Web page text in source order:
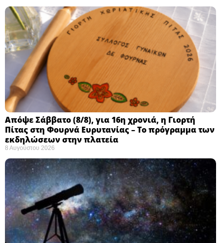
Απόψε Σάββατο (8/8), για 16η χρονιά, η Γιορτή
Πίτας στη Φουρνά Ευρυτανίας – Το πρόγραμμα των
εκδηλώσεων στην πλατεία
8 Αυγούστου 2026